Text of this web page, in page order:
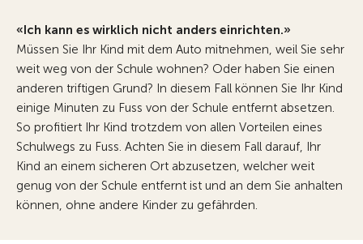
«Ich kann es wirklich nicht anders einrichten.»
Müssen Sie Ihr Kind mit dem Auto mitnehmen, weil Sie sehr
weit weg von der Schule wohnen? Oder haben Sie einen
anderen triftigen Grund? In diesem Fall können Sie Ihr Kind
einige Minuten zu Fuss von der Schule entfernt absetzen.
So profitiert Ihr Kind trotzdem von allen Vorteilen eines
Schulwegs zu Fuss. Achten Sie in diesem Fall darauf, Ihr
Kind an einem sicheren Ort abzusetzen, welcher weit
genug von der Schule entfernt ist und an dem Sie anhalten
können, ohne andere Kinder zu gefährden.